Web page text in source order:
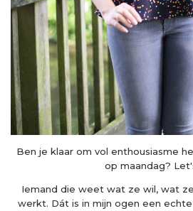
Ben je klaar om vol enthousiasme
op maandag?
Iemand die weet wat ze wil, wat
werkt. Dát is in mijn ogen een echte